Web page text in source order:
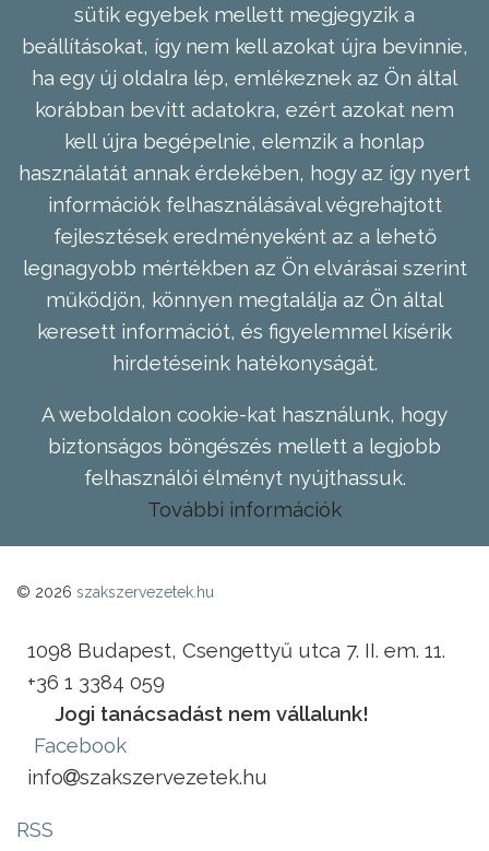
sütik egyebek mellett megjegyzik a
beállításokat, így nem kell azokat újra bevinnie,
ha egy új oldalra lép, emlékeznek az Ön által
korábban bevitt adatokra, ezért azokat nem
kell újra begépelnie, elemzik a honlap
használatát annak érdekében, hogy az így nyert
információk felhasználásával végrehajtott
fejlesztések eredményeként az a lehető
legnagyobb mértékben az Ön elvárásai szerint
működjön, könnyen megtalálja az Ön által
keresett információt, és figyelemmel kísérik
hirdetéseink hatékonyságát.
A weboldalon cookie-kat használunk, hogy
biztonságos böngészés mellett a legjobb
felhasználói élményt nyújthassuk.
További információk
© 2026 szakszervezetek.hu
1098 Budapest, Csengettyű utca 7. II. em. 11.
+36 1 3384 059
Jogi tanácsadást nem vállalunk!
Facebook
info
szakszervezetek.hu
RSS